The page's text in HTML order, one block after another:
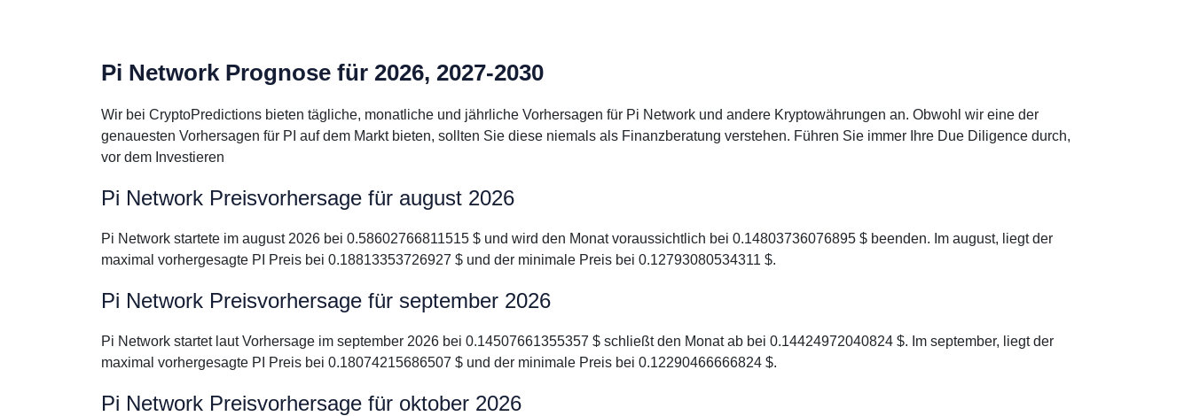
Pi Network Prognose für 2026, 2027-2030
Wir bei CryptoPredictions bieten tägliche, monatliche und jährliche Vorhersagen für Pi Network und andere Kryptowährungen an. Obwohl wir eine der
genauesten Vorhersagen für PI auf dem Markt bieten, sollten Sie diese niemals als Finanzberatung verstehen. Führen Sie immer Ihre Due Diligence durch,
vor dem Investieren
Pi Network Preisvorhersage für august 2026
Pi Network startete im august 2026 bei 0.58602766811515 $ und wird den Monat voraussichtlich bei 0.14803736076895 $ beenden. Im august, liegt der
maximal vorhergesagte PI Preis bei 0.18813353726927 $ und der minimale Preis bei 0.12793080534311 $.
Pi Network Preisvorhersage für september 2026
Pi Network startet laut Vorhersage im september 2026 bei 0.14507661355357 $ schließt den Monat ab bei 0.14424972040824 $. Im september, liegt der
maximal vorhergesagte PI Preis bei 0.18074215686507 $ und der minimale Preis bei 0.12290466666824 $.
Pi Network Preisvorhersage für oktober 2026